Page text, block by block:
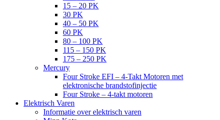
15 – 20 PK
30 PK
40 – 50 PK
60 PK
80 – 100 PK
115 – 150 PK
175 – 250 PK
Mercury
Four Stroke EFI – 4-Takt Motoren met
elektronische brandstofinjectie
Four Stroke – 4-takt motoren
Elektrisch Varen
Informatie over elektrisch varen